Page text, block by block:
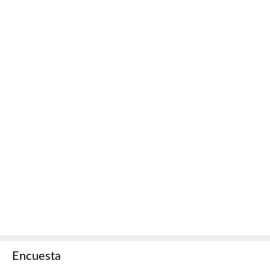
Encuesta